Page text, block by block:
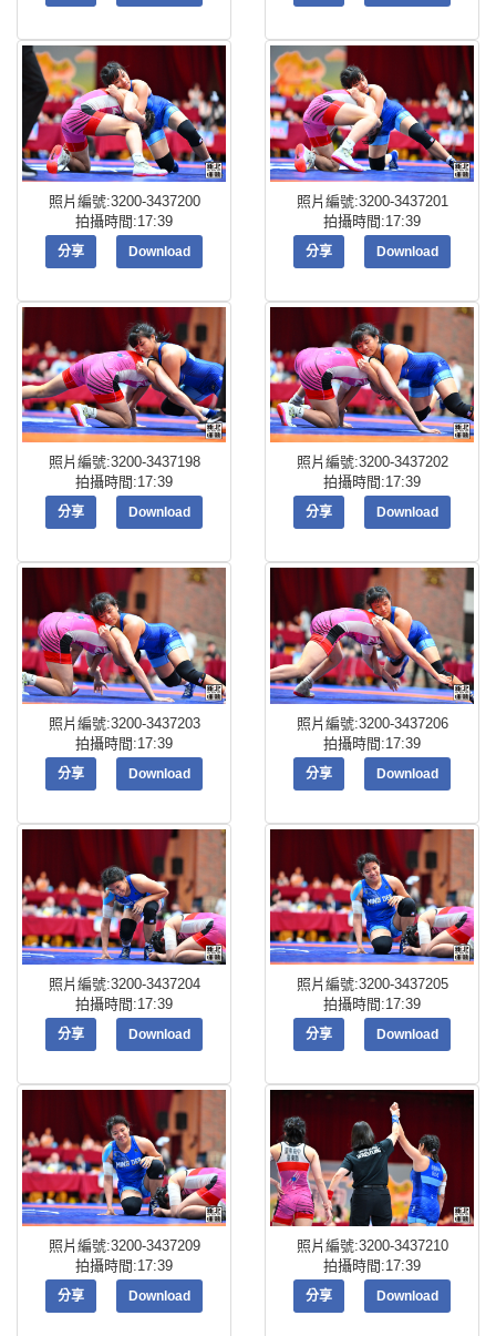
照片編號:3200-3437200
拍攝時間:17:39
分享 Download
照片編號:3200-3437201
拍攝時間:17:39
分享 Download
照片編號:3200-3437198
拍攝時間:17:39
分享 Download
照片編號:3200-3437202
拍攝時間:17:39
分享 Download
照片編號:3200-3437203
拍攝時間:17:39
分享 Download
照片編號:3200-3437206
拍攝時間:17:39
分享 Download
照片編號:3200-3437204
拍攝時間:17:39
分享 Download
照片編號:3200-3437205
拍攝時間:17:39
分享 Download
照片編號:3200-3437209
拍攝時間:17:39
分享 Download
照片編號:3200-3437210
拍攝時間:17:39
分享 Download